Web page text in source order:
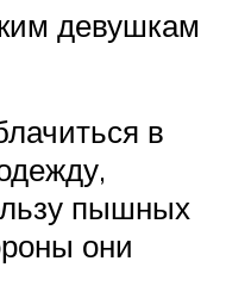
девушкам
в
пышных
они